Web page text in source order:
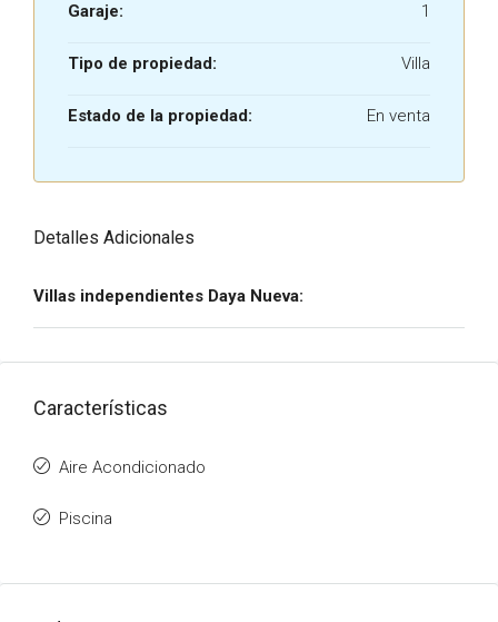
Garaje: 1
Tipo de propiedad: Villa
Estado de la propiedad: En venta
Detalles Adicionales
Villas independientes Daya Nueva:
Características
Aire Acondicionado
Piscina